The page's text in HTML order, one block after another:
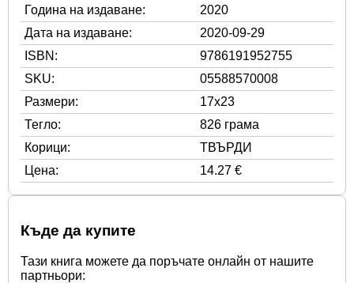
Година на издаване:
2020
Дата на издаване:
2020-09-29
ISBN:
9786191952755
SKU:
05588570008
Размери:
17x23
Тегло:
826 грама
Корици:
ТВЪРДИ
Цена:
14.27 €
Къде да купите
Тази книга можете да поръчате онлайн от нашите
партньори: